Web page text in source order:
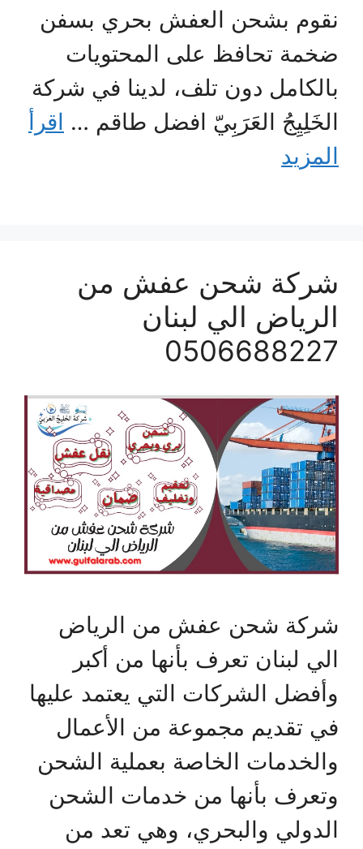
نقوم بشحن العفش بحري بسفن
ضخمة تحافظ على المحتويات
بالكامل دون تلف، لدينا في شركة
الخَلِيِجُ العَرَبِيّ افضل طاقم … اقرأ
المزيد
شركة شحن عفش من
الرياض الي لبنان
0506688227
شركة شحن عفش من الرياض
الي لبنان تعرف بأنها من أكبر
وأفضل الشركات التي يعتمد عليها
في تقديم مجموعة من الأعمال
والخدمات الخاصة بعملية الشحن
وتعرف بأنها من خدمات الشحن
الدولي والبحري، وهي تعد من